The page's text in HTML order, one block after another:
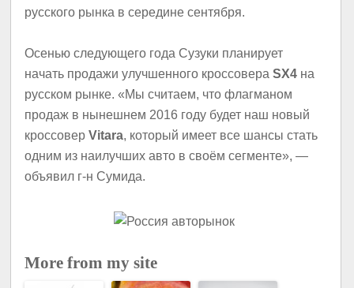
русского рынка в середине сентября.
Осенью следующего года Сузуки планирует
начать продажи улучшенного кроссовераSX4 на
русском рынке. «Мы считаем, что флагманом
продаж в нынешнем 2016 году будет наш новый
кроссоверVitara, который имеет все шансы стать
одним из наилучших авто в своём сегменте», —
объявил г-н Сумида.
More from my site